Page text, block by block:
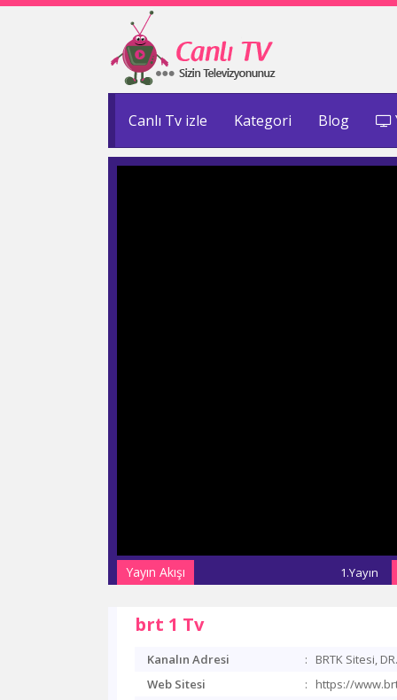
Canlı Tv izle Kategori Blog
Yayın Akışı 1.Yayın
brt 1 Tv
Kanalın Adresi :
BRTK Sitesi,
Web Sitesi
:
https://